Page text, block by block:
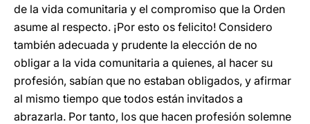
de la vida comunitaria y el compromiso que la Orden
asume al respecto. ¡Por esto os felicito! Considero
también adecuada y prudente la elección de no
obligar a la vida comunitaria a quienes, al hacer su
profesión, sabían que no estaban obligados, y afirmar
al mismo tiempo que todos están invitados a
abrazarla. Por tanto, los que hacen profesión solemne